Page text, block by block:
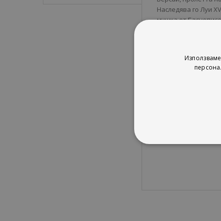
Наследява го Луи
мушка от
поверено на
С „Кървавите
Перес-Реверте.
на Умберто Еко,